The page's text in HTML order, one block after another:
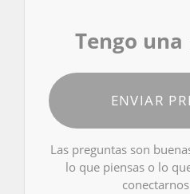
Tengo
ENVIAR
Las preguntas son
lo que piensas o lo